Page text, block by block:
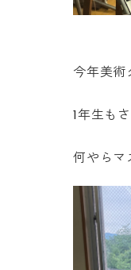
今年美術
1年生も
何やらマ